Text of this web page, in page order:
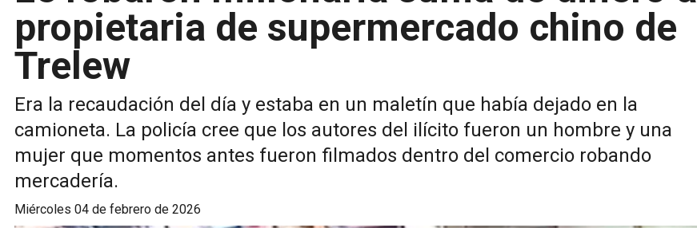
propietaria de supermercado chino de
Trelew
Era la recaudación del día y estaba en un maletín que había dejado en la
camioneta. La policía cree que los autores del ilícito fueron un hombre y una
mujer que momentos antes fueron filmados dentro del comercio robando
mercadería.
miércoles 04 de febrero de 2026